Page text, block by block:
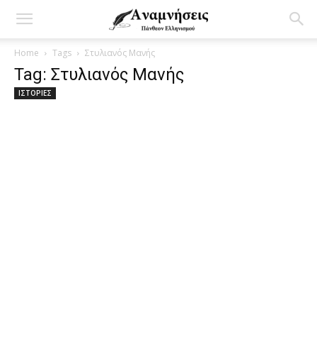
Home Tags Στυλιανός Μανής
Tag: Στυλιανός Μανής
ΙΣΤΟΡΙΕΣ